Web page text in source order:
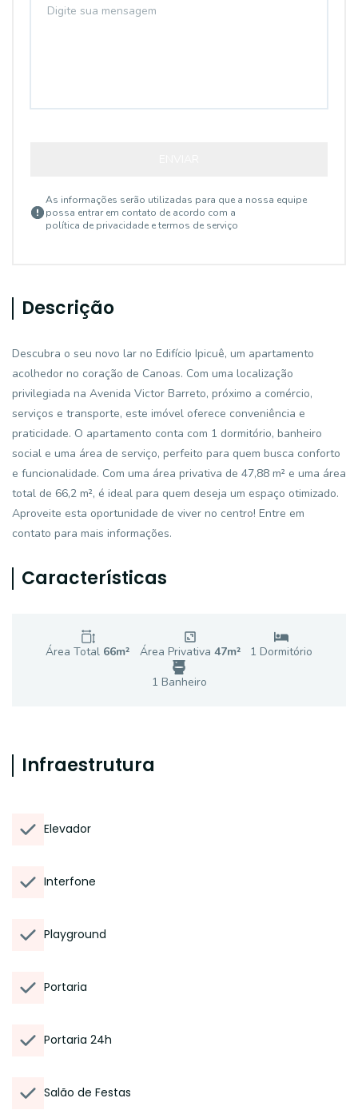
As informações serão utilizadas para que a nossa equipe
possa entrar em contato de acordo com a
política de privacidade e termos de serviço
Descrição
Descubra o seu novo lar no Edifício Ipicuê, um apartamento
acolhedor no coração de Canoas. Com uma localização
privilegiada na Avenida Victor Barreto, próximo a comércio,
serviços e transporte, este imóvel oferece conveniência e
praticidade. O apartamento conta com 1 dormitório, banheiro
social e uma área de serviço, perfeito para quem busca conforto
e funcionalidade. Com uma área privativa de 47,88 m² e uma área
total de 66,2 m², é ideal para quem deseja um espaço otimizado.
Aproveite esta oportunidade de viver no centro! Entre em
contato para mais informações.
Características
Área Total 66m² Área Privativa 47m² 1 Dormitório
1 Banheiro
Infraestrutura
Elevador
Interfone
Playground
Portaria
Portaria 24h
Salão de Festas